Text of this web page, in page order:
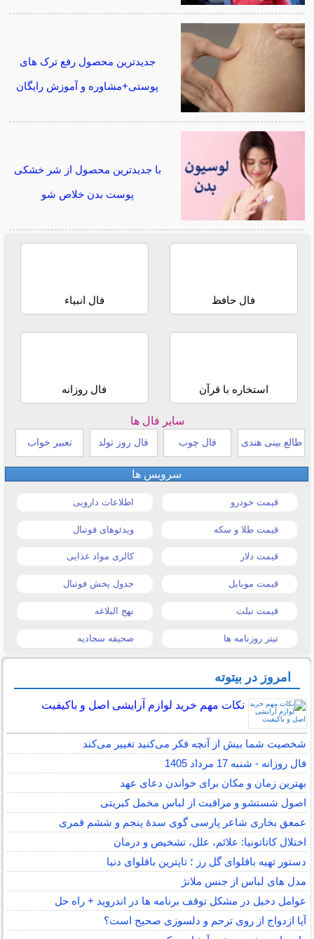
جدیدترین محصول رفع ترک های
پوستی+مشاوره و آموزش رایگان
با جدیدترین محصول از شر خشکی
پوست بدن خلاص شو
فال حافظ فال انبیاء
استخاره با قرآن فال روزانه
سایر فال ها
طالع بینی هندی فال چوب فال روز تولد تعبیر خواب
سرویس ها
قیمت خودرو اطلاعات دارویی
قیمت طلا و سکه ویدئوهای فوتبال
قیمت دلار کالری مواد غذایی
قیمت موبایل جدول پخش فوتبال
قیمت تبلت نهج البلاغه
تیتر روزنامه ها صحیفه سجادیه
امروز در بیتوته
نکات مهم خرید لوازم آرایشی اصل و باکیفیت
شخصیت شما بیش از آنچه فکر می‌کنید تغییر می‌کند
فال روزانه - شنبه 17 مرداد 1405
بهترین زمان و مکان برای خواندن دعای عهد
اصول شستشو و مراقبت از لباس مخمل کبریتی
عمعق بخاری شاعر پارسی گوی سدهٔ پنجم و ششم قمری
اختلال کاتاتونیا: علائم، علل، تشخیص و درمان
دستور تهیه باقلوای گل رز ؛ تاپترین باقلوای دنیا
مدل های لباس از جنس ملانژ
عوامل دخیل در مشکل توقف برنامه ها در اندروید + راه حل
آیا ازدواج از روی ترحم و دلسوزی صحیح است؟